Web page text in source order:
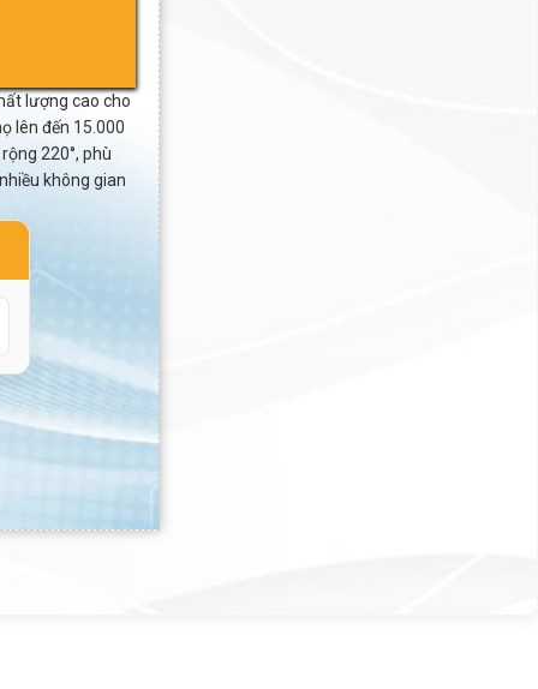
lượng cao cho
lên đến 15.000
220°, phù
không gian